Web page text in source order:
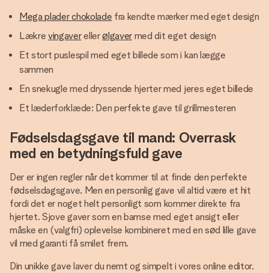
Mega plader chokolade fra kendte mærker med eget design
Lækrevingaverellerølgaver med dit eget design
Et stort puslespil med eget billede som i kan lægge
sammen
En snekugle med dryssende hjerter med jeres eget billede
Et læderforklæde: Den perfekte gave til grillmesteren
Fødselsdagsgave til mand: Overrask
med en betydningsfuld gave
Der er ingen regler når det kommer til at finde den perfekte
fødselsdagsgave. Men en personlig gave vil altid være et hit
fordi det er noget helt personligt som kommer direkte fra
hjertet. Sjove gaver som en bamse med eget ansigt eller
måske en (valgfri) oplevelse kombineret med en sød lille gave
vil med garanti få smilet frem.
Din unikke gave laver du nemt og simpelt i vores online editor.